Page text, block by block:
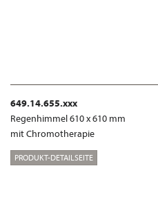
649.14.655.xxx
Regenhimmel 610 x 610 mm
mit Chromotherapie
PRODUKT-DETAILSEITE